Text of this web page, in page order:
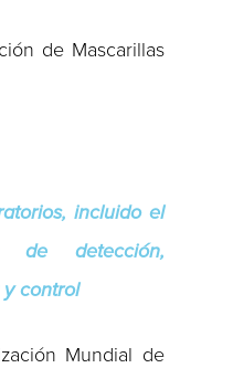
de Mascarillas
incluido el
de detección,
y control
Mundial de